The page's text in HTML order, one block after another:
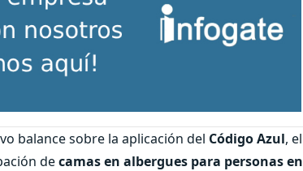
balance sobre la aplicación del Código Azul, el
decamas en albergues para personas en